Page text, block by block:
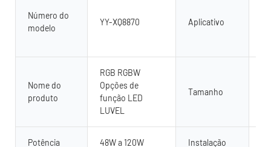
Número do
modelo
YY-XQ8870 Aplicativo
Nome do
produto
RGB RGBW
Opções de
função LED
LUVEL
Tamanho
Potência 48W a 120W Instalação